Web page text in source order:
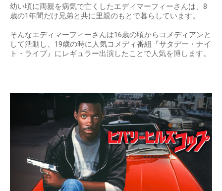
幼い頃に両親を病気で亡くしたエディマーフィーさんは、8
歳の1年間だけ兄弟と共に里親のもとで暮らしています。
そんなエディマーフィーさんは16歳の頃からコメディアンと
して活動し、19歳の時に人気コメディ番組『サタデー・ナイ
ト・ライブ』にレギュラー出演したことで人気を博します。